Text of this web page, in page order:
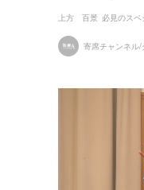
上方 百景 必見のスペ
寄席チャンネル